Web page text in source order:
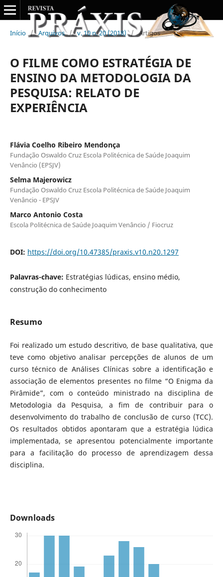
Início / Arquivos / v. 10 n. 20 (2018) / Artigos
O FILME COMO ESTRATÉGIA DE
ENSINO DA METODOLOGIA DA
PESQUISA: RELATO DE
EXPERIÊNCIA
Flávia Coelho Ribeiro Mendonça
Fundação Oswaldo Cruz Escola Politécnica de Saúde Joaquim
Venâncio (EPSJV)
Selma Majerowicz
Fundação Oswaldo Cruz Escola Politécnica de Saúde Joaquim
Venâncio - EPSJV
Marco Antonio Costa
Escola Politécnica de Saúde Joaquim Venâncio / Fiocruz
DOI: https://doi.org/10.47385/praxis.v10.n20.1297
Palavras-chave: Estratégias lúdicas, ensino médio,
construção do conhecimento
Resumo
Foi realizado um estudo descritivo, de base qualitativa, que
teve como objetivo analisar percepções de alunos de um
curso técnico de Análises Clínicas sobre a identificação e
associação de elementos presentes no filme “O Enigma da
Pirâmide”, com o conteúdo ministrado na disciplina de
Metodologia da Pesquisa, a fim de contribuir para o
desenvolvimento do trabalho de conclusão de curso (TCC).
Os resultados obtidos apontaram que a estratégia lúdica
implementada, se apresentou potencialmente importante
para a facilitação do processo de aprendizagem dessa
disciplina.
Downloads